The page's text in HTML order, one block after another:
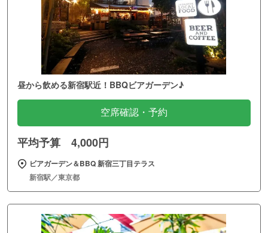
昼から飲める新宿駅近！BBQビアガーデン♪
空席確認・予約
平均予算 4,000円
ビアガーデン＆BBQ 新宿三丁目テラス
新宿駅／東京都